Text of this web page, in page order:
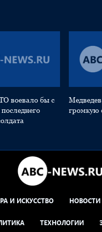
воевало бы с
громкую
И ИСКУССТВО НОВОСТИ
ТЕХНОЛОГИИ